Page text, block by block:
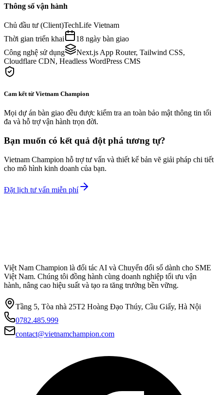
Thông số vận hành
Chủ đầu tư (Client)TechLife Vietnam
Thời gian triển khai
18 ngày bàn giao
Công nghệ sử dụng
Next.js App Router, Tailwind CSS,
Cloudflare CDN, Headless WordPress CMS
Cam kết từ Vietnam Champion
Mọi dự án bàn giao đều được kiểm tra an toàn bảo mật thông tin tối
đa và hỗ trợ vận hành trọn đời.
Bạn muốn có kết quả đột phá tương tự?
Vietnam Champion hỗ trợ tư vấn và thiết kế bản vẽ giải pháp chi tiết
cho mô hình kinh doanh của bạn.
Đặt lịch tư vấn miễn phí
Việt Nam Champion là đối tác AI và Chuyển đổi số dành cho SME
Việt Nam. Chúng tôi đồng hành cùng doanh nghiệp tối ưu vận
hành, nâng cao hiệu suất và tạo ra tăng trưởng bền vững.
Tầng 5, Tòa nhà 25T2 Hoàng Đạo Thúy, Cầu Giấy, Hà Nội
0782.485.999
contact@vietnamchampion.com